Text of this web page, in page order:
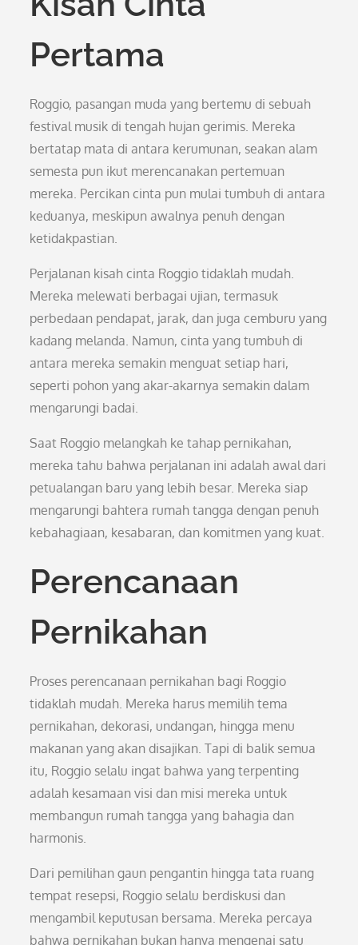
Pertama
Roggio, pasangan muda yang bertemu di sebuah
festival musik di tengah hujan gerimis. Mereka
bertatap mata di antara kerumunan, seakan alam
semesta pun ikut merencanakan pertemuan
mereka. Percikan cinta pun mulai tumbuh di antara
keduanya, meskipun awalnya penuh dengan
ketidakpastian.
Perjalanan kisah cinta Roggio tidaklah mudah.
Mereka melewati berbagai ujian, termasuk
perbedaan pendapat, jarak, dan juga cemburu yang
kadang melanda. Namun, cinta yang tumbuh di
antara mereka semakin menguat setiap hari,
seperti pohon yang akar-akarnya semakin dalam
mengarungi badai.
Saat Roggio melangkah ke tahap pernikahan,
mereka tahu bahwa perjalanan ini adalah awal dari
petualangan baru yang lebih besar. Mereka siap
mengarungi bahtera rumah tangga dengan penuh
kebahagiaan, kesabaran, dan komitmen yang kuat.
Perencanaan
Pernikahan
Proses perencanaan pernikahan bagi Roggio
tidaklah mudah. Mereka harus memilih tema
pernikahan, dekorasi, undangan, hingga menu
makanan yang akan disajikan. Tapi di balik semua
itu, Roggio selalu ingat bahwa yang terpenting
adalah kesamaan visi dan misi mereka untuk
membangun rumah tangga yang bahagia dan
harmonis.
Dari pemilihan gaun pengantin hingga tata ruang
tempat resepsi, Roggio selalu berdiskusi dan
mengambil keputusan bersama. Mereka percaya
bahwa pernikahan bukan hanya mengenai satu